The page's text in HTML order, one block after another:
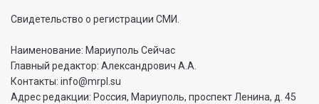
Свидетельство о регистрации СМИ.
Наименование: Мариуполь Сейчас
Главный редактор: Александрович А.А.
Контакты: info@mrpl.su
Адрес редакции: Россия, Мариуполь, проспект Ленина, д. 45